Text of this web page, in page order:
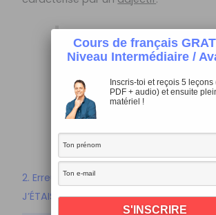
C’estunprofesseur de
juste
maissévère.
2. Erreurs courantes en français: SI JE
J’ÉTAIS
Cours de français
Niveau Intermédiaire /
Inscris-toi et reçois 5 leçons
PDF + audio) et ensuite
matériel !